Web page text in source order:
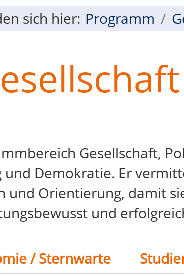
sich hier: Programm
Gesellschaft,
und Demokratie. Er
und Orientierung, damit
und
/ Sternwarte